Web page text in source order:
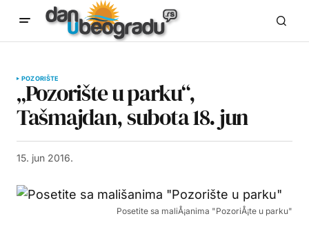
POZORIŠTE
„Pozorište u parku“,
Tašmajdan, subota 18. jun
15. jun 2016.
Posetite sa maliÅ¡anima "PozoriÅ¡te u parku"